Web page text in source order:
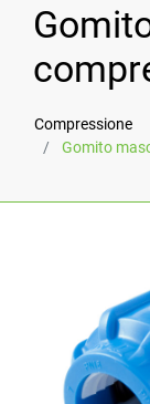
Compressione
Gomito